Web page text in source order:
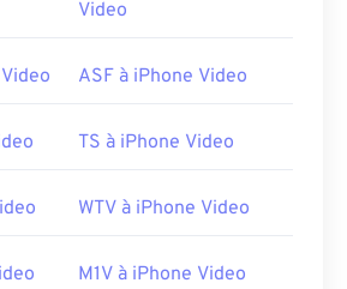
Video
ASF à iPhone Video
TS à iPhone Video
WTV à iPhone Video
M1V à iPhone Video